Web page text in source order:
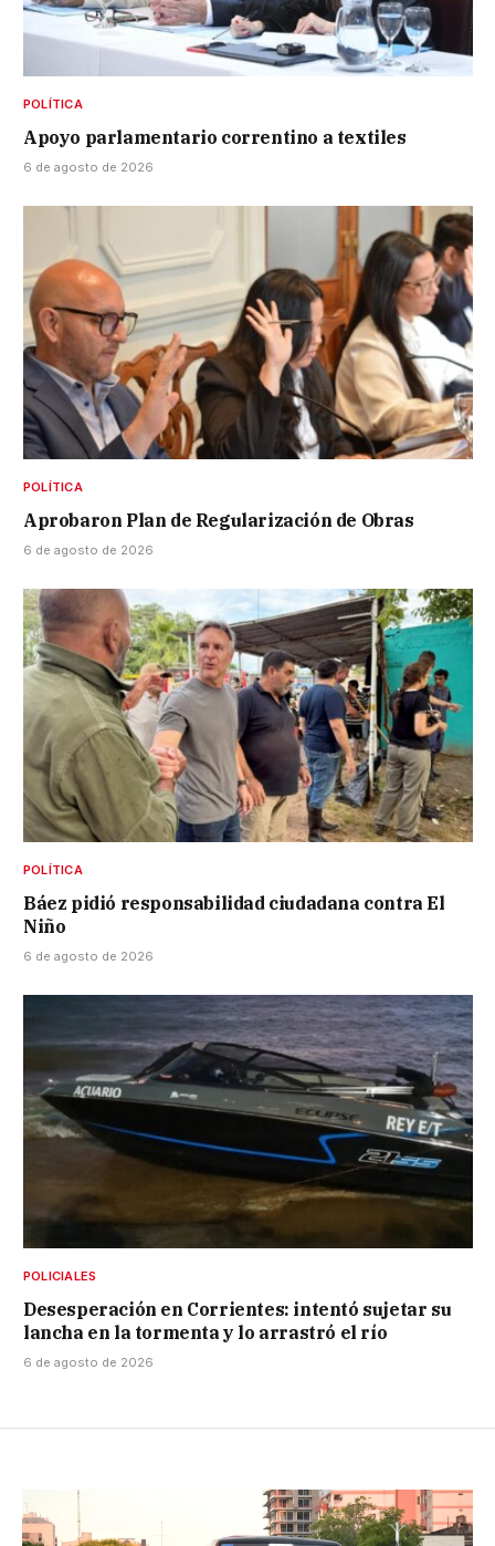
POLÍTICA
Apoyo parlamentario correntino a textiles
6 de agosto de 2026
POLÍTICA
Aprobaron Plan de Regularización de Obras
6 de agosto de 2026
POLÍTICA
Báez pidió responsabilidad ciudadana contra El
Niño
6 de agosto de 2026
POLICIALES
Desesperación en Corrientes: intentó sujetar su
lancha en la tormenta y lo arrastró el río
6 de agosto de 2026